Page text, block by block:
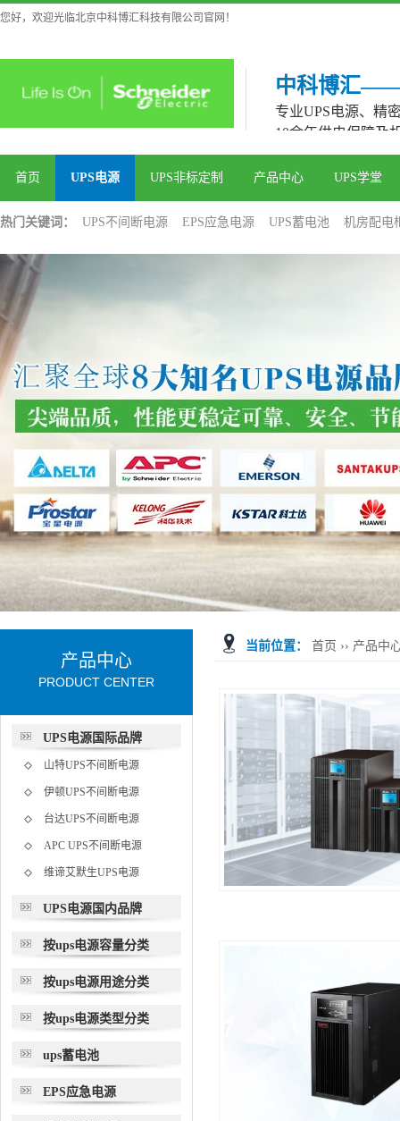
您好，欢迎光临北京中科博汇科技有限公司官网！
中科博汇
专业UPS电源、精
10余年供电保障及
首页 UPS电源 UPS非标定制 产品中心 UPS学堂
热门关键词： UPS不间断电源 EPS应急电源 UPS蓄电池 机房配电
当前位置： 首页 ›› 产品中
产品中心
PRODUCT CENTER
UPS电源国际品牌
山特UPS不间断电源
伊顿UPS不间断电源
台达UPS不间断电源
APC UPS不间断电源
维谛艾默生UPS电源
UPS电源国内品牌
按ups电源容量分类
按ups电源用途分类
按ups电源类型分类
ups蓄电池
EPS应急电源